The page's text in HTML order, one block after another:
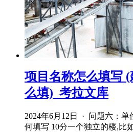
项目名称怎么填写
么填)_考拉文库
2024年6月12日 · 问题六：
何填写 10分一个独立的楼,比